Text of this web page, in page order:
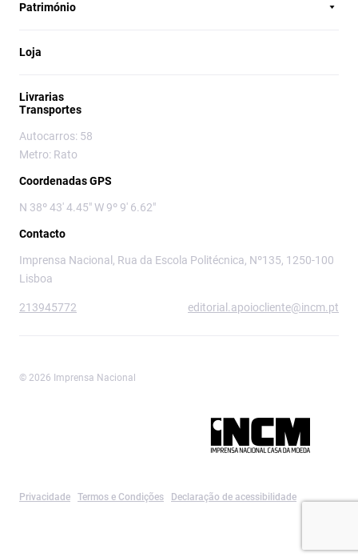
Património
Loja
Livrarias
Transportes
Autocarros: 58
Metro: Rato
Coordenadas GPS
N 38º 43' 4.45" W 9º 9' 6.62"
Contacto
Imprensa Nacional, Rua da Escola Politécnica, Nº135, 1250-100
Lisboa
213945772 editorial.apoiocliente@incm.pt
© 2026 Imprensa Nacional
Privacidade Termos e Condições Declaração de acessibilidade